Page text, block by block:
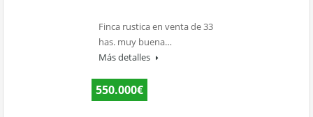
Finca rustica en venta de 33
has. muy buena…
Más detalles
550.000€